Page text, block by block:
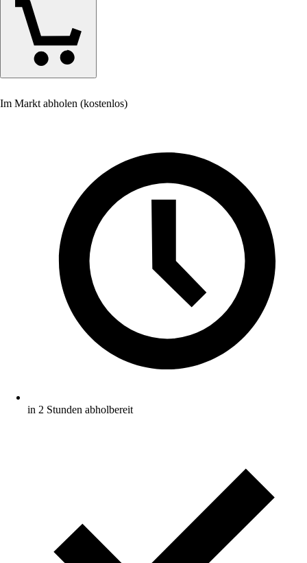
Im Markt abholen (kostenlos)
in 2 Stunden abholbereit